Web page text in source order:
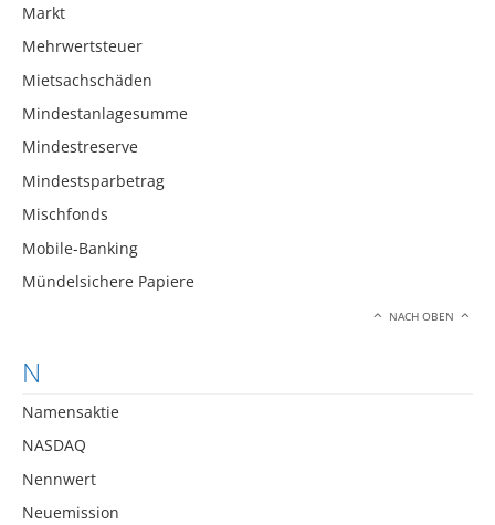
Markt
Mehrwertsteuer
Mietsachschäden
Mindestanlagesumme
Mindestreserve
Mindestsparbetrag
Mischfonds
Mobile-Banking
Mündelsichere Papiere
NACH OBEN
N
Namensaktie
NASDAQ
Nennwert
Neuemission